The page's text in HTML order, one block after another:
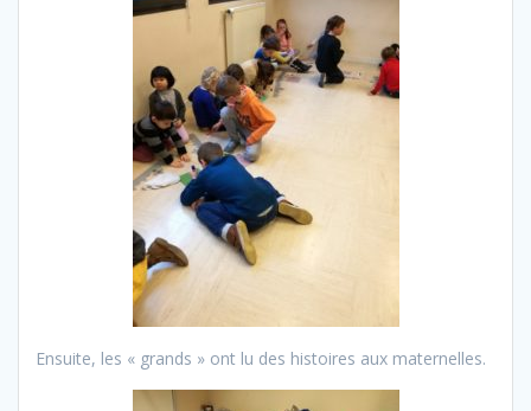
Ensuite, les « grands » ont lu des histoires aux maternelles.